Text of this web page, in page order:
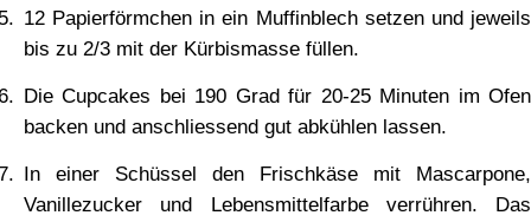
12 Papierförmchen in ein Muffinblech setzen und jeweils
bis zu 2/3 mit der Kürbismasse füllen.
Die Cupcakes bei 190 Grad für 20-25 Minuten im Ofen
backen und anschliessend gut abkühlen lassen.
In einer Schüssel den Frischkäse mit Mascarpone,
Vanillezucker und Lebensmittelfarbe verrühren. Das